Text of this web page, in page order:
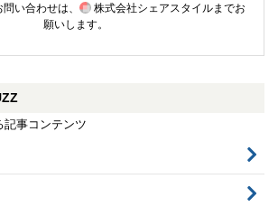
い合わせは、 株式会社シェアスタイルまでお
願いします。
記事コンテンツ